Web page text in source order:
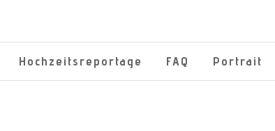
Hochzeitsreportage FAQ Portrait